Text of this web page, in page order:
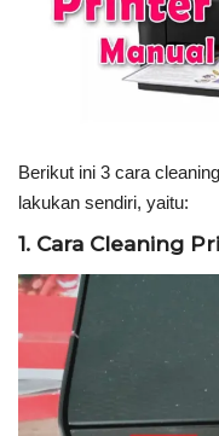
Berikut ini 3 cara
lakukan sendiri, yaitu:
1. Cara Cleaning